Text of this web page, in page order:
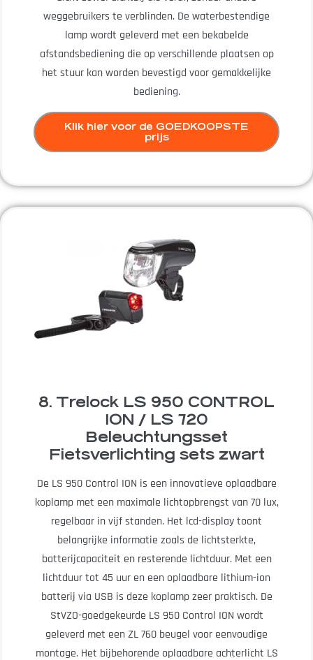
weggebruikers te verblinden. De waterbestendige
lamp wordt geleverd met een bekabelde
afstandsbediening die op verschillende plaatsen op
het stuur kan worden bevestigd voor gemakkelijke
bediening.
Klik hier voor de GOEDKOOPSTE
prijs
8. Trelock LS 950 CONTROL
ION / LS 720
Beleuchtungsset
Fietsverlichting sets zwart
De LS 950 Control ION is een innovatieve oplaadbare
koplamp met een maximale lichtopbrengst van 70 lux,
regelbaar in vijf standen. Het lcd-display toont
belangrijke informatie zoals de lichtsterkte,
batterijcapaciteit en resterende lichtduur. Met een
lichtduur tot 45 uur en een oplaadbare lithium-ion
batterij via USB is deze koplamp zeer praktisch. De
StVZO-goedgekeurde LS 950 Control ION wordt
geleverd met een ZL 760 beugel voor eenvoudige
montage. Het bijbehorende oplaadbare achterlicht LS